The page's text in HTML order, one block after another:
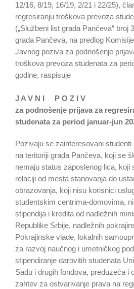
12/16, 8/19, 16/19, 2/21 i 22/25),
regresiranju troškova prevoza
(„Službeni list grada Pančeva“ broj
grada Pančeva, na predlog
Javnog poziva za podnošenje
troškova prevoza studenata za
godine, raspisuje
J A V N I P O Z I V
za podnošenje prijava za
studenata za period januar-jun
Pozivaju se zainteresovani
na teritoriji grada Pančeva, koji se
nemaju status zaposlenog lica, koji
relaciji od mesta stanovanja do
obrazovanja, koji nisu korisnici
studentskim centrima-domovima,
stipendija i kredita od nadležnih
Republike Srbije, nadležnih
Pokrajinske vlade, lokalnih
za razvoj naučnog i umetničkog
stipendiranje darovitih studenata
Sadu i drugih fondova, preduzeća i
zahtev za ostvarivanje prava na